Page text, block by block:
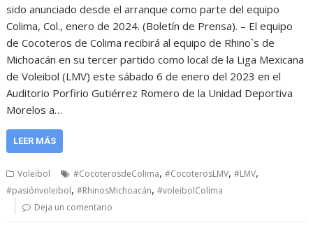
sido anunciado desde el arranque como parte del equipo
Colima, Col., enero de 2024. (Boletín de Prensa). – El equipo
de Cocoteros de Colima recibirá al equipo de Rhino`s de
Michoacán en su tercer partido como local de la Liga Mexicana
de Voleibol (LMV) este sábado 6 de enero del 2023 en el
Auditorio Porfirio Gutiérrez Romero de la Unidad Deportiva
Morelos a…
LEER MÁS
Voleibol #CocoterosdeColima,#CocoterosLMV,#LMV,
#pasiónvoleibol,#RhinosMichoacán,#voleibolColima
Deja un comentario